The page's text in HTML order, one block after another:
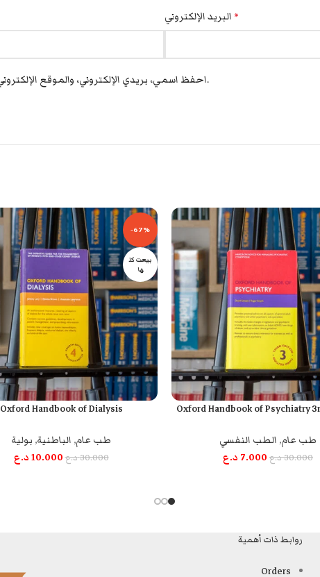
*
احفظ اسمي، بريدي الإلكتروني، والموقع الإلكتروني في هذا المتصفح لاستخدامها المرة المقبلة في تعليقي.
Oxford Handbook of Psychiatry
طب عام, الطب النفسي
30.000د.ع 7.000 د.ع
-67%
بيعت كل
ها
قراءة المزيدOxford Handbook of Dialysis
طب عام, الباطنية, بولية
30.000د.ع10.000د.ع
روابط ذات أهمية
Orders